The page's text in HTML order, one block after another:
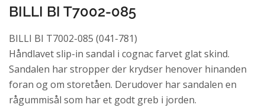
BILLI BI T7002-085
BILLI BI T7002-085 (041-781)
Håndlavet slip-in sandal i cognac farvet glat skind.
Sandalen har stropper der krydser henover hinanden
foran og om storetåen. Derudover har sandalen en
rågummisål som har et godt greb i jorden.